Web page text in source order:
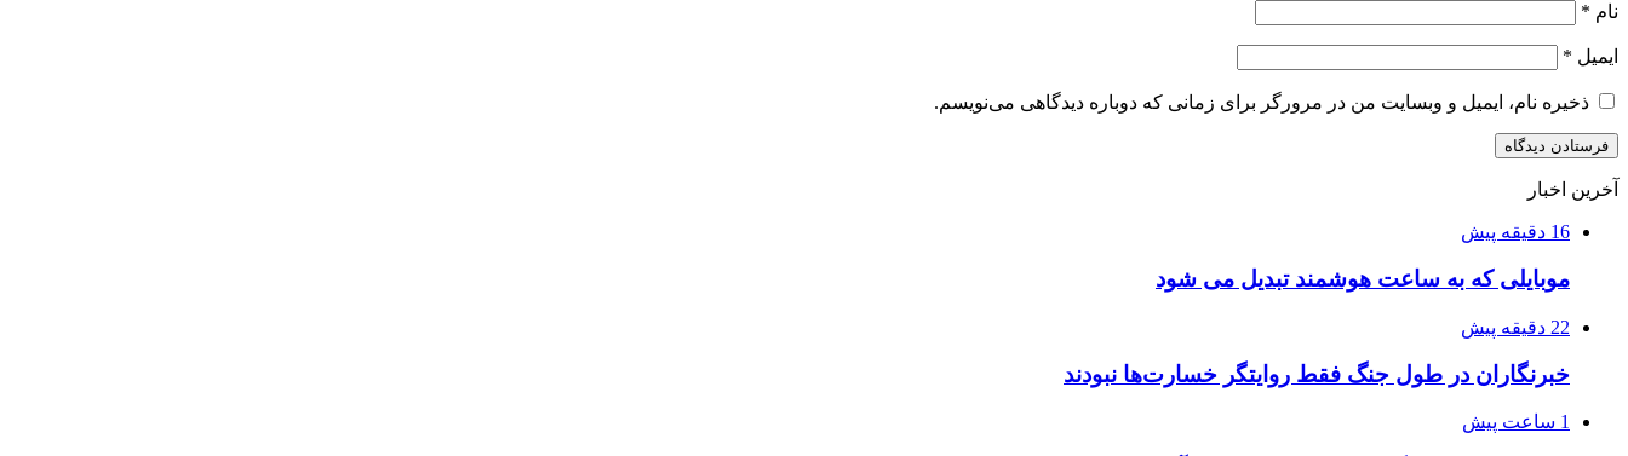
نام *
ایمیل *
ذخیره نام، ایمیل و وبسایت من در مرورگر برای زمانی که دوباره دیدگاهی می‌نویسم.
آخرین اخبار
16 دقیقه پیش
موبایلی که به ساعت هوشمند تبدیل می شود
22 دقیقه پیش
خبرنگاران در طول جنگ فقط روایتگر خسارت‌ها نبودند
1 ساعت پیش